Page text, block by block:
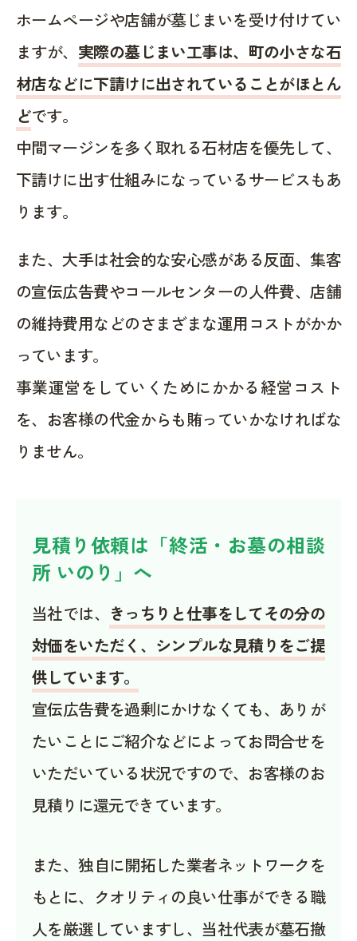
ホームページや店舗が墓じまいを受け付けてい
ますが、 実際の墓じまい工事は、町の小さな石
材店などに下請けに出されていることがほとん
どです。
中間マージンを多く取れる石材店を優先して、
下請けに出す仕組みになっているサービスもあ
ります。
また、大手は社会的な安心感がある反面、集客
の宣伝広告費やコールセンターの人件費、店舗
の維持費用などのさまざまな運用コストがかか
っています。
事業運営をしていくためにかかる経営コスト
を、お客様の代金からも賄っていかなければな
りません。
見積り依頼は「終活・お墓の相談
所 いのり」へ
当社では、 きっちりと仕事をしてその分の
対価をいただく、シンプルな見積りをご提
供しています。
宣伝広告費を過剰にかけなくても、ありが
たいことにご紹介などによってお問合せを
いただいている状況ですので、お客様のお
見積りに還元できています。
また、独自に開拓した業者ネットワークを
もとに、クオリティの良い仕事ができる職
人を厳選していますし、当社代表が墓石撤